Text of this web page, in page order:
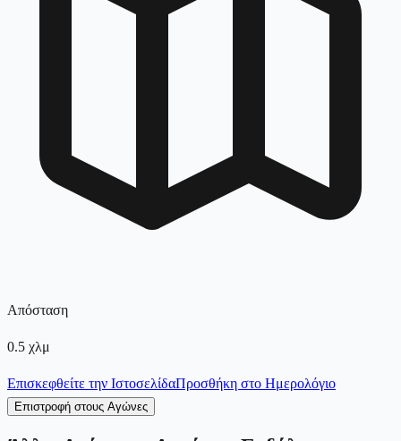
Απόσταση
0.5 χλμ
Επισκεφθείτε την ΙστοσελίδαΠροσθήκη στο Ημερολόγιο
Επιστροφή στους Αγώνες